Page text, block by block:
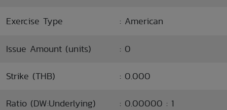
Exercise Type : American
Issue Amount (units) : 0
Strike (THB) : 0.000
Ratio (DW:Underlying) : 0.00000 : 1